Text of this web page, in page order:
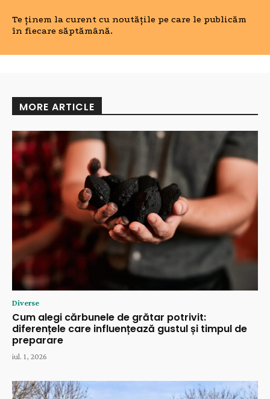
Te ținem la curent cu noutățile pe care le publicăm
în fiecare săptămână.
MORE ARTICLE
Diverse
Cum alegi cărbunele de grătar potrivit:
diferențele care influențează gustul și timpul de
preparare
iul. 1, 2026